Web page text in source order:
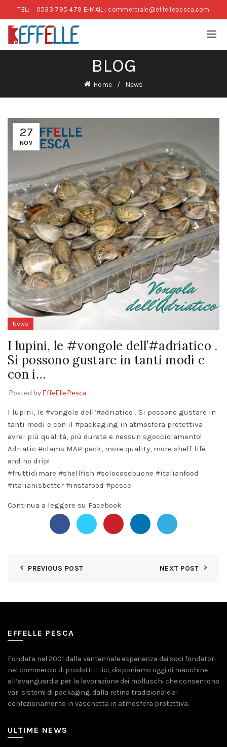
TEL: 0533 795 479 E-MAIL.: commerciale@effellepesca.com
BLOG
Home News
27
NOV
News
I lupini, le #vongole dell’#adriatico .
Si possono gustare in tanti modi e
con i…
Posted byEffeEllePesca
I lupini, le #vongole dell’#adriatico . Si possono gustare in
tanti modi e con il #packaging in atmosfera protettiva
avrei più qualità, più durata e nessun sgocciolamento!
Adriatic #clams MAP pack, more quality, more shelf-life
and no drip!
#fruttidimare #shellfish #solocosebuone #italianfood
#italianisbetter #instafood #pesce
Continua a leggere su Facebook
PREVIOUS POST NEXT POST
EFFELLE PESCA
Fondata nel 2001 dalla ventennale esperienza dei soci fondatori
nel commercio di prodotti ittici, disponiamo oggi di macchine
all’avanguardia per la lavorazione dei molluschi che consentono
vari sistemi di packaging, dalla retina tradizionale al
confezionamento in vaschetta in atmosfera protettiva.
ULTIME NEWS